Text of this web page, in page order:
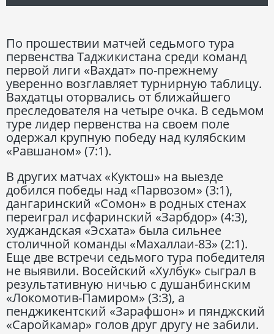
По прошествии матчей седьмого тура
первенства Таджикистана среди команд
первой лиги «Вахдат» по-прежнему
уверенно возглавляет турнирную таблицу.
Вахдатцы оторвались от ближайшего
преследователя на четыре очка. В седьмом
туре лидер первенства на своем поле
одержал крупную победу над кулябским
«Равшаном» (7:1).
В других матчах «Куктош» на выезде
добился победы над «Парвозом» (3:1),
дангаринский «Сомон» в родных стенах
переиграл исфаринский «Зарбдор» (4:3),
худжандская «Эсхата» была сильнее
столичной команды «Махаллаи-83» (2:1).
Еще две встречи седьмого тура победителя
не выявили. Восейский «Хулбук» сыграл в
результативную ничью с душанбинским
«Локомотив-Памиром» (3:3), а
пенджикентский «Зарафшон» и пянджский
«Саройкамар» голов друг другу не забили.